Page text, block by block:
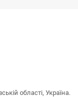
області, Україна.